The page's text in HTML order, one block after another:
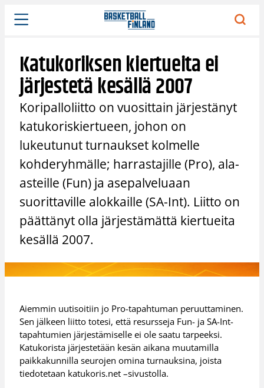
Siirry
sisältöön
Katukoriksen kiertueita ei
järjestetä kesällä 2007
Koripalloliitto on vuosittain järjestänyt
katukoriskiertueen, johon on
lukeutunut turnaukset kolmelle
kohderyhmälle; harrastajille (Pro), ala-
asteille (Fun) ja asepalveluaan
suorittaville alokkaille (SA-Int). Liitto on
päättänyt olla järjestämättä kiertueita
kesällä 2007.
Aiemmin uutisoitiin jo Pro-tapahtuman peruuttaminen.
Sen jälkeen liitto totesi, että resursseja Fun- ja SA-Int-
tapahtumien järjestämiselle ei ole saatu tarpeeksi.
Katukorista järjestetään kesän aikana muutamilla
paikkakunnilla seurojen omina turnauksina, joista
tiedotetaan katukoris.net –sivustolla.